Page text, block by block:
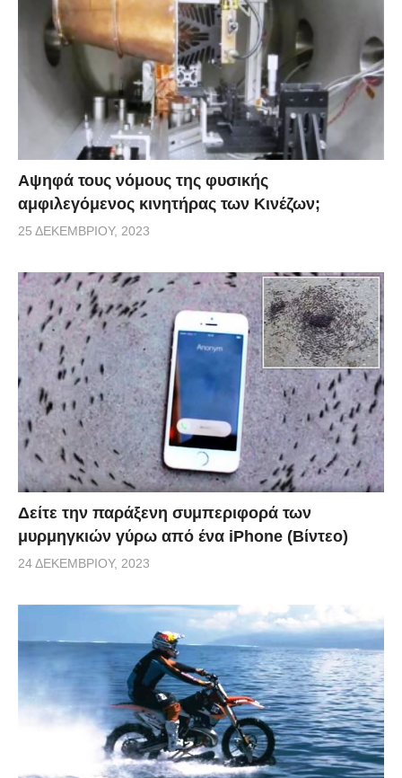
υπάρχουν… θορυβώδη γεωτρύπανα και απειλητικοί
οικοδόμοι.
Αψηφά τους νόμους της φυσικής
αμφιλεγόμενος κινητήρας των Κινέζων;
25 ΔΕΚΕΜΒΡΊΟΥ, 2023
Δείτε την παράξενη συμπεριφορά των
μυρμηγκιών γύρω από ένα iPhone (Βίντεο)
24 ΔΕΚΕΜΒΡΊΟΥ, 2023